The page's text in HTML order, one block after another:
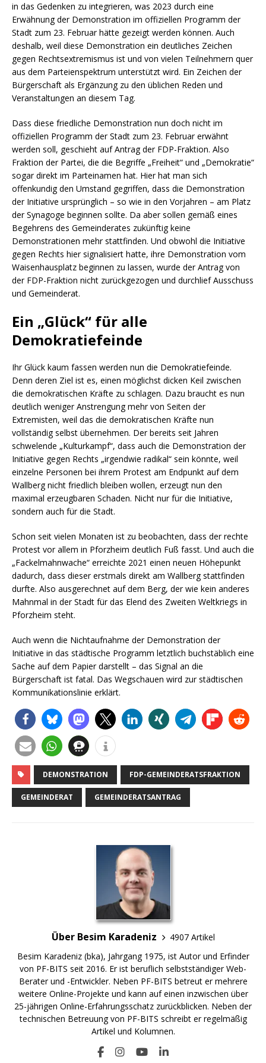
in das Gedenken zu integrieren, was 2023 durch eine
Erwähnung der Demonstration im offiziellen Programm der
Stadt zum 23. Februar hätte gezeigt werden können. Auch
deshalb, weil diese Demonstration ein deutliches Zeichen
gegen Rechtsextremismus ist und von vielen Teilnehmern quer
aus dem Parteienspektrum unterstützt wird. Ein Zeichen der
Bürgerschaft als Ergänzung zu den üblichen Reden und
Veranstaltungen an diesem Tag.
Dass diese friedliche Demonstration nun doch nicht im
offiziellen Programm der Stadt zum 23. Februar erwähnt
werden soll, geschieht auf Antrag der FDP-Fraktion. Also
Fraktion der Partei, die die Begriffe „Freiheit“ und „Demokratie“
sogar direkt im Parteinamen hat. Hier hat man sich
offenkundig den Umstand gegriffen, dass die Demonstration
der Initiative ursprünglich – so wie in den Vorjahren – am Platz
der Synagoge beginnen sollte. Da aber sollen gemäß eines
Begehrens des Gemeinderates zukünftig keine
Demonstrationen mehr stattfinden. Und obwohl die Initiative
gegen Rechts hier signalisiert hatte, ihre Demonstration vom
Waisenhausplatz beginnen zu lassen, wurde der Antrag von
der FDP-Fraktion nicht zurückgezogen und durchlief Ausschuss
und Gemeinderat.
Ein „Glück“ für alle
Demokratiefeinde
Ihr Glück kaum fassen werden nun die Demokratiefeinde.
Denn deren Ziel ist es, einen möglichst dicken Keil zwischen
die demokratischen Kräfte zu schlagen. Dazu braucht es nun
deutlich weniger Anstrengung mehr von Seiten der
Extremisten, weil das die demokratischen Kräfte nun
vollständig selbst übernehmen. Der bereits seit Jahren
schwelende „Kulturkampf“, dass auch die Demonstration der
Initiative gegen Rechts „irgendwie radikal“ sein könnte, weil
einzelne Personen bei ihrem Protest am Endpunkt auf dem
Wallberg nicht friedlich bleiben wollen, erzeugt nun den
maximal erzeugbaren Schaden. Nicht nur für die Initiative,
sondern auch für die Stadt.
Schon seit vielen Monaten ist zu beobachten, dass der rechte
Protest vor allem in Pforzheim deutlich Fuß fasst. Und auch die
„Fackelmahnwache“ erreichte 2021 einen neuen Höhepunkt
dadurch, dass dieser erstmals direkt am Wallberg stattfinden
durfte. Also ausgerechnet auf dem Berg, der wie kein anderes
Mahnmal in der Stadt für das Elend des Zweiten Weltkriegs in
Pforzheim steht.
Auch wenn die Nichtaufnahme der Demonstration der
Initiative in das städtische Programm letztlich buchstäblich eine
Sache auf dem Papier darstellt – das Signal an die
Bürgerschaft ist fatal. Das Wegschauen wird zur städtischen
Kommunikationslinie erklärt.
DEMONSTRATION FDP-GEMEINDERATSFRAKTION
GEMEINDERAT GEMEINDERATSANTRAG
Über Besim Karadeniz
4907 Artikel
Besim Karadeniz (bka), Jahrgang 1975, ist Autor und Erfinder
von PF-BITS seit 2016. Er ist beruflich selbstständiger Web-
Berater und -Entwickler. Neben PF-BITS betreut er mehrere
weitere Online-Projekte und kann auf einen inzwischen über
25-jährigen Online-Erfahrungsschatz zurückblicken. Neben der
technischen Betreuung von PF-BITS schreibt er regelmäßig
Artikel und Kolumnen.